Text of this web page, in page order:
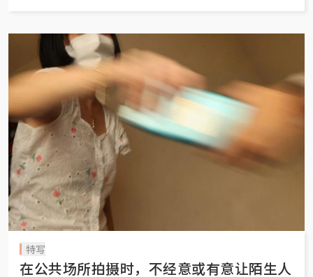
特写
在公共场所拍摄时，不经意或有意让陌生人